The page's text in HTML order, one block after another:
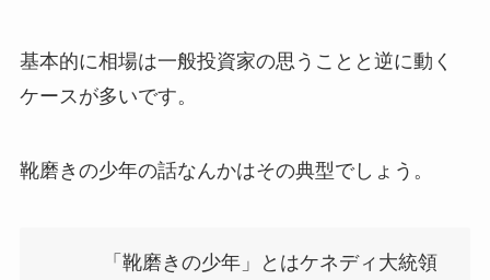
基本的に相場は一般投資家の思うことと逆に動く
ケースが多いです。
靴磨きの少年の話なんかはその典型でしょう。
「靴磨きの少年」とはケネディ大統領